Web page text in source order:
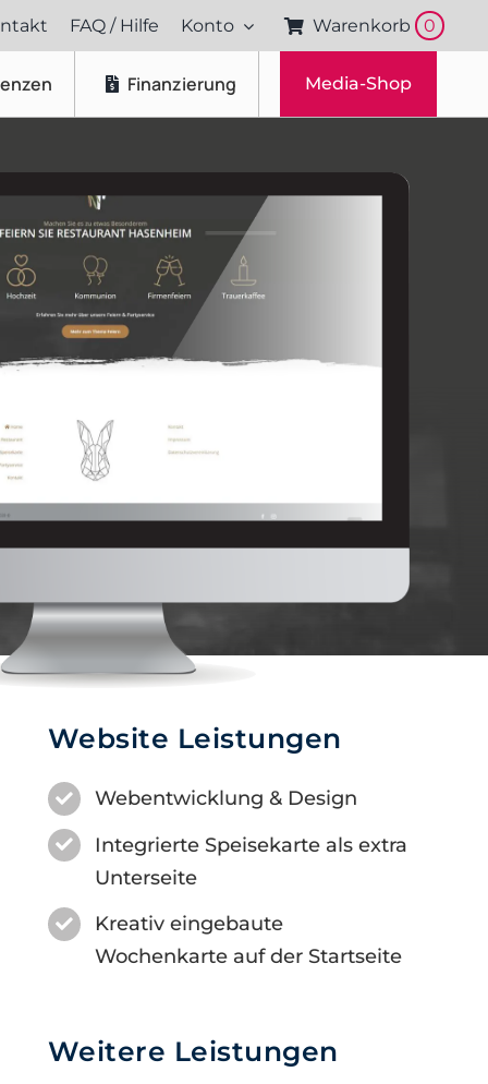
FAQ / Hilfe Konto Warenkorb 0
Fotos & Videos
Produktfotografie
Portraitfotografie
Drohnenaufnahmen
Finanzierung Media-Shop
Website Leistungen
Webentwicklung & Design
Integrierte Speisekarte als extra
Unterseite
Kreativ eingebaute
Wochenkarte auf der Startseite
Weitere Leistungen